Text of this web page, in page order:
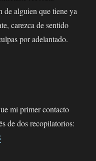
alguien que tiene ya
carezca de sentido
por adelantado.
mi primer contacto
de dos recopilatorios: